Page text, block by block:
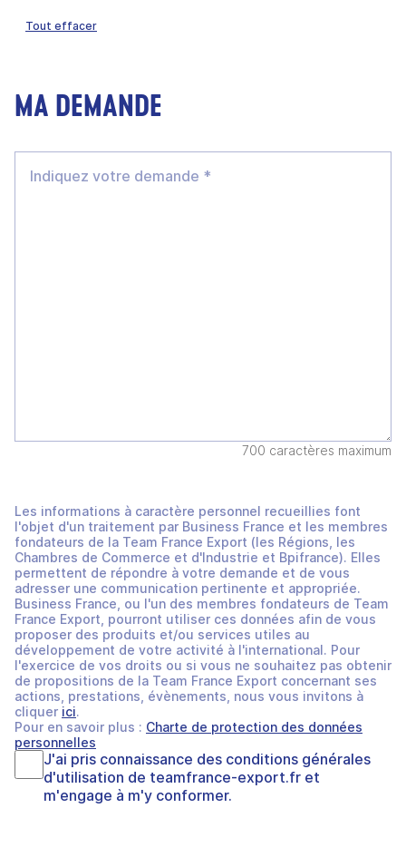
Tout effacer
MA DEMANDE
700 caractères maximum
Les informations à caractère personnel recueillies font
l'objet d'un traitement par Business France et les membres
fondateurs de la Team France Export (les Régions, les
Chambres de Commerce et d'Industrie et Bpifrance). Elles
permettent de répondre à votre demande et de vous
adresser une communication pertinente et appropriée.
Business France, ou l'un des membres fondateurs de Team
France Export, pourront utiliser ces données afin de vous
proposer des produits et/ou services utiles au
développement de votre activité à l'international. Pour
l'exercice de vos droits ou si vous ne souhaitez pas obtenir
de propositions de la Team France Export concernant ses
actions, prestations, évènements, nous vous invitons à
cliquer ici.
Pour en savoir plus : Charte de protection des données
personnelles
J'ai pris connaissance des conditions générales
d'utilisation de teamfrance-export.fr et
m'engage à m'y conformer.